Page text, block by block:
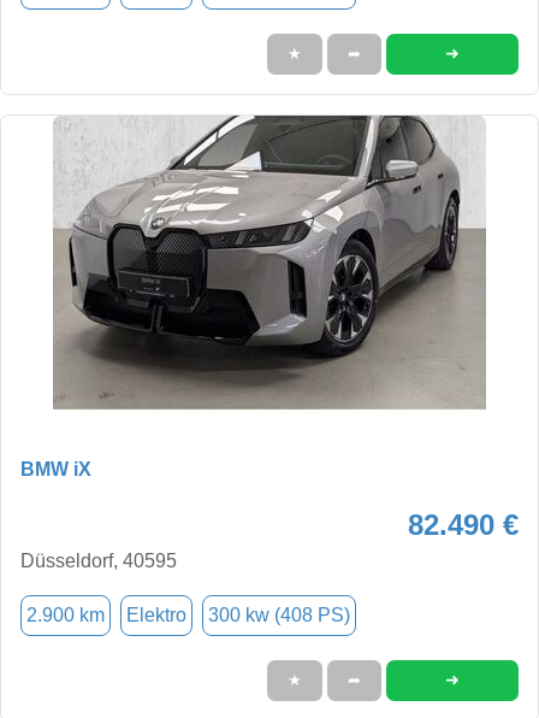
★ ➦ ➜
BMW iX
82.490 €
Düsseldorf, 40595
2.900 km Elektro 300 kw (408 PS)
★ ➦ ➜